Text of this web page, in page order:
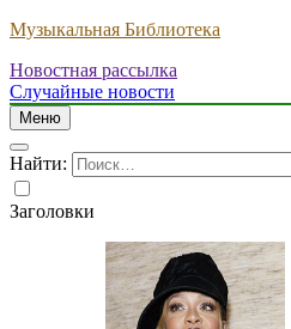
Музыкальная Библиотека
Новостная рассылка
Случайные новости
Меню
Найти:
Заголовки